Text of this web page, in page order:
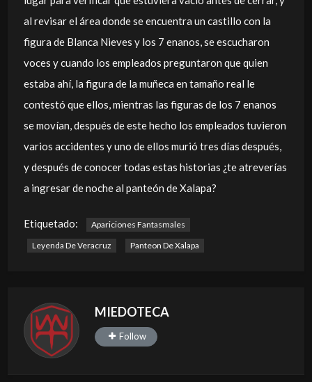
al revisar el área donde se encuentra un castillo con la
figura de Blanca Nieves y los 7 enanos, se escucharon
voces y cuando los empleados preguntaron que quien
estaba ahí, la figura de la muñeca en tamaño real le
contestó que ellos, mientras las figuras de los 7 enanos
se movían, después de este hecho los empleados tuvieron
varios accidentes y uno de ellos murió tres días después,
y después de conocer todas estas historias ¿te atreverías
a ingresar de noche al panteón de Xalapa?
Etiquetado:
Apariciones Fantasmales
Leyenda De Veracruz
Panteon De Xalapa
MIEDOTECA
Follow